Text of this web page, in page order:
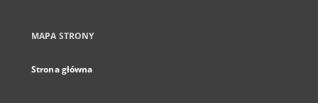
MAPA STRONY
Strona główna